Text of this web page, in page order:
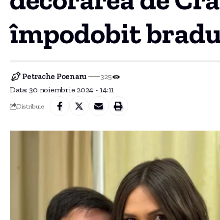
împodobit
Data: 30 noiembrie 2024 - 14:11
Petrache Poenaru 325
Distribuie